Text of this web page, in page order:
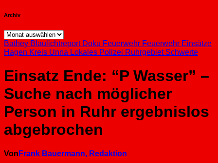
Archiv
Archiv
Bathey Blaulichtreport Doku Feuerwehr Feuerwehr Einsätze
Hagen Kreis Unna Lokales Polizei Ruhrgebiet Schwerte
Einsatz Ende: “P Wasser” –
Suche nach möglicher
Person in Ruhr ergebnislos
abgebrochen
Von Frank Bauermann, Redaktion